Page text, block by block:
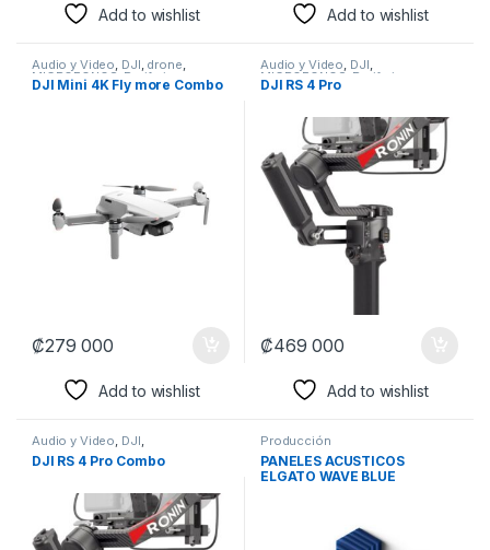
Add to wishlist Add to wishlist
Audio y Video, DJI, drone,
MICROFONOS,Perifericos
Producción,Producción,
DJI Mini 4K Fly more Combo
₡279 000
Add to wishlist
Audio y Video, DJI,
MICROFONOS Perifericos
Producción,Producción
DJI RS 4 Pro
₡469 000
Add to wishlist
Audio y Video, DJI,
MICROFONOS ,Perifericos
Producción,Producción
DJI RS 4 Pro Combo
Producción
PANELES ACUSTICOS
ELGATO WAVE BLUE